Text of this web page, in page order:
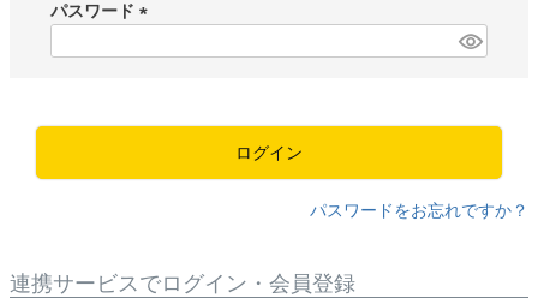
)
パスワード
ログイン
パスワードをお忘れですか？
連携サービスでログイン・会員登録